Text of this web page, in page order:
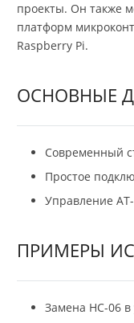
проекты. Он также
платформ
Raspberry Pi.
ОСНОВНЫЕ
Современный
Простое
Управление
ПРИМЕРЫ
Замена HC-06 в